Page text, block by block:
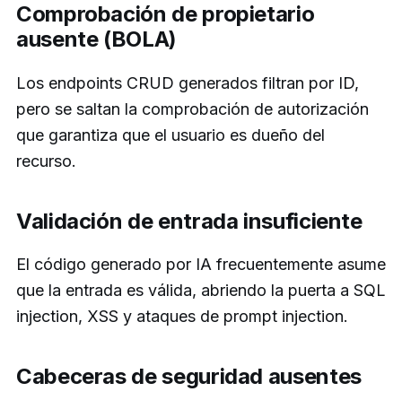
Comprobación de propietario
ausente (BOLA)
Los endpoints CRUD generados filtran por ID,
pero se saltan la comprobación de autorización
que garantiza que el usuario es dueño del
recurso.
Validación de entrada insuficiente
El código generado por IA frecuentemente asume
que la entrada es válida, abriendo la puerta a SQL
injection, XSS y ataques de prompt injection.
Cabeceras de seguridad ausentes